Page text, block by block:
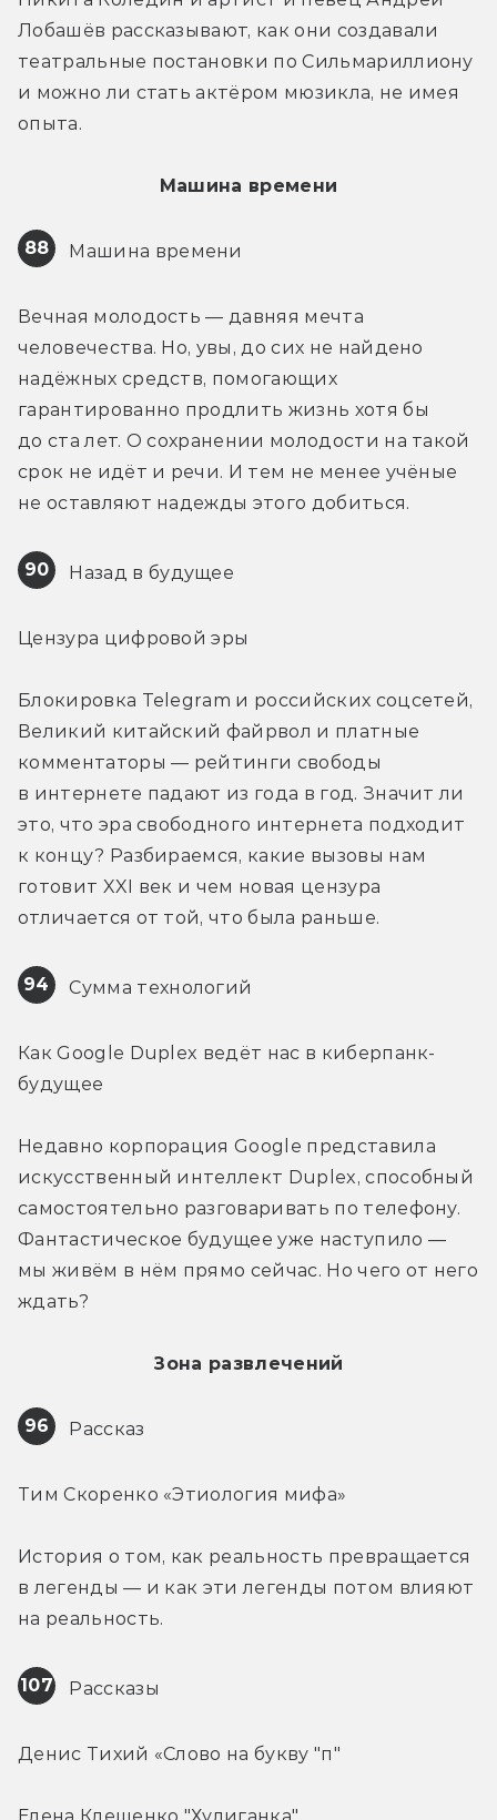
Лобашёв рассказывают, как они создавали
театральные постановки по Сильмариллиону
и можно ли стать актёром мюзикла, не имея
опыта.
Машина времени
88 Машина времени
Вечная молодость — давняя мечта
человечества. Но, увы, до сих не найдено
надёжных средств, помогающих
гарантированно продлить жизнь хотя бы
до ста лет. О сохранении молодости на такой
срок не идёт и речи. И тем не менее учёные
не оставляют надежды этого добиться.
90 Назад в будущее
Цензура цифровой эры
Блокировка Telegram и российских соцсетей,
Великий китайский файрвол и платные
комментаторы — рейтинги свободы
в интернете падают из года в год. Значит ли
это, что эра свободного интернета подходит
к концу? Разбираемся, какие вызовы нам
готовит XXI век и чем новая цензура
отличается от той, что была раньше.
94 Сумма технологий
Как Google Duplex ведёт нас в киберпанк-
будущее
Недавно корпорация Google представила
искусственный интеллект Duplex, способный
самостоятельно разговаривать по телефону.
Фантастическое будущее уже наступило —
мы живём в нём прямо сейчас. Но чего от него
ждать?
Зона развлечений
96 Рассказ
Тим Скоренко «Этиология мифа»
История о том, как реальность превращается
в легенды — и как эти легенды потом влияют
на реальность.
107 Рассказы
Денис Тихий «Слово на букву "п"